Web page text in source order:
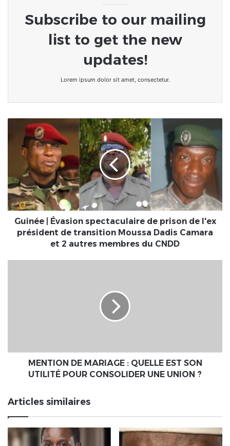
Subscribe to our mailing
list to get the new
updates!
Lorem ipsum dolor sit amet, consectetur.
Évasion
spectaculaire
prison
de
l'ex
président
transition
Guinée | Évasion spectaculaire de prison de l'ex
président de transition Moussa Dadis Camara
et 2 autres membres du CNDD
CONSOLIDERMENTION DE MARIAGE : QUELLE EST SON
UTILITÉ POUR CONSOLIDER UNE UNION ?
Articles similaires